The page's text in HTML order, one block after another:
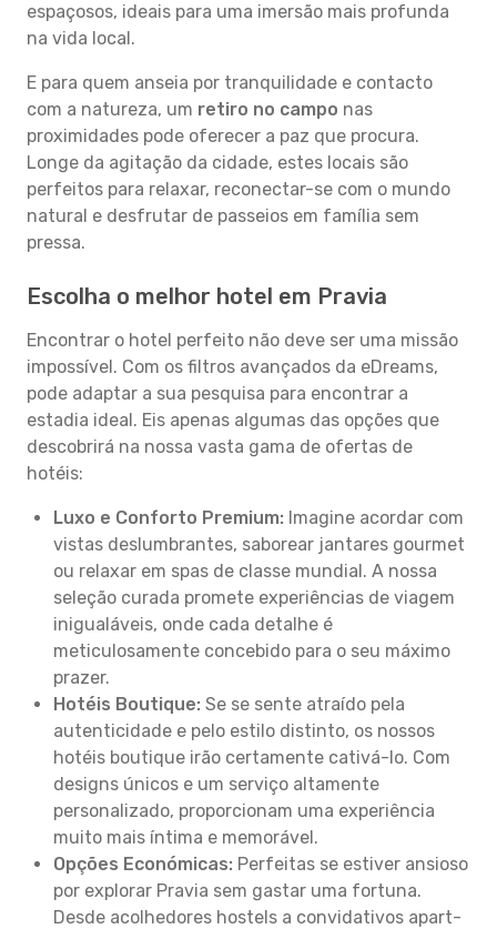
espaçosos, ideais para uma imersão mais profunda
na vida local.
E para quem anseia por tranquilidade e contacto
com a natureza, um retiro no campo nas
proximidades pode oferecer a paz que procura.
Longe da agitação da cidade, estes locais são
perfeitos para relaxar, reconectar-se com o mundo
natural e desfrutar de passeios em família sem
pressa.
Escolha o melhor hotel em Pravia
Encontrar o hotel perfeito não deve ser uma missão
impossível. Com os filtros avançados da eDreams,
pode adaptar a sua pesquisa para encontrar a
estadia ideal. Eis apenas algumas das opções que
descobrirá na nossa vasta gama de ofertas de
hotéis:
Luxo e Conforto Premium: Imagine acordar com
vistas deslumbrantes, saborear jantares gourmet
ou relaxar em spas de classe mundial. A nossa
seleção curada promete experiências de viagem
inigualáveis, onde cada detalhe é
meticulosamente concebido para o seu máximo
prazer.
Hotéis Boutique: Se se sente atraído pela
autenticidade e pelo estilo distinto, os nossos
hotéis boutique irão certamente cativá-lo. Com
designs únicos e um serviço altamente
personalizado, proporcionam uma experiência
muito mais íntima e memorável.
Opções Económicas: Perfeitas se estiver ansioso
por explorar Pravia sem gastar uma fortuna.
Desde acolhedores hostels a convidativos apart-